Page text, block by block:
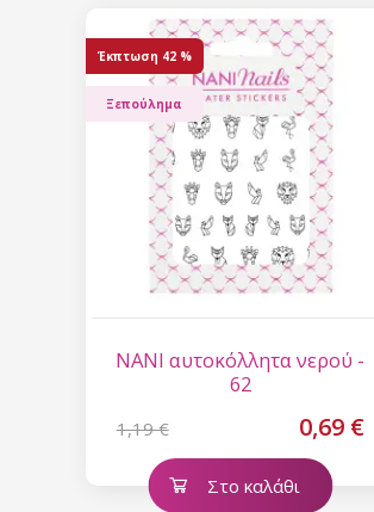
NANI αυτοκόλλητα νερού -
62
1,19 € 0,69 €
Έκπτωση 42 %
Ξεπούλημα
Στο καλάθι